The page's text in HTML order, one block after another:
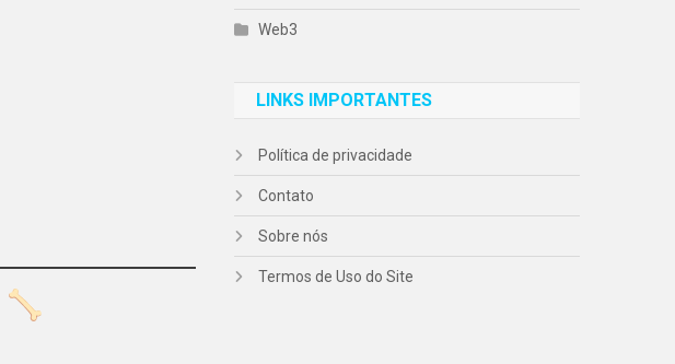
Web3
LINKS IMPORTANTES
Política de privacidade
Contato
Sobre nós
Termos de Uso do Site